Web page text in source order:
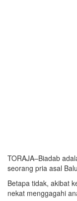
TORAJA–Biadab
seorang pria asal
Betapa tidak, akibat
nekat menggagahi